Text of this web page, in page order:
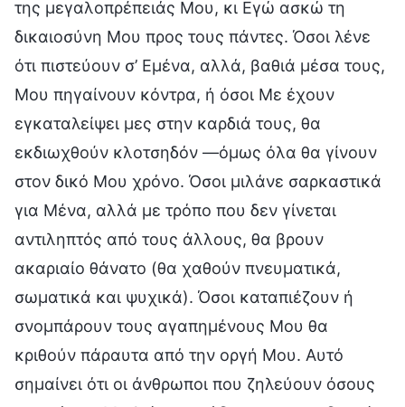
της μεγαλοπρέπειάς Μου, κι Εγώ ασκώ τη
δικαιοσύνη Μου προς τους πάντες. Όσοι λένε
ότι πιστεύουν σ’ Εμένα, αλλά, βαθιά μέσα τους,
Μου πηγαίνουν κόντρα, ή όσοι Με έχουν
εγκαταλείψει μες στην καρδιά τους, θα
εκδιωχθούν κλοτσηδόν —όμως όλα θα γίνουν
στον δικό Μου χρόνο. Όσοι μιλάνε σαρκαστικά
για Μένα, αλλά με τρόπο που δεν γίνεται
αντιληπτός από τους άλλους, θα βρουν
ακαριαίο θάνατο (θα χαθούν πνευματικά,
σωματικά και ψυχικά). Όσοι καταπιέζουν ή
σνομπάρουν τους αγαπημένους Μου θα
κριθούν πάραυτα από την οργή Μου. Αυτό
σημαίνει ότι οι άνθρωποι που ζηλεύουν όσους